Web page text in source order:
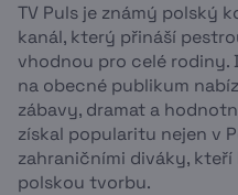
TV Puls je známý polský
kanál, který přináší
vhodnou pro celé rodiny.
na obecné publikum
zábavy, dramat a
získal popularitu nejen v
zahraničními diváky,
polskou tvorbu.